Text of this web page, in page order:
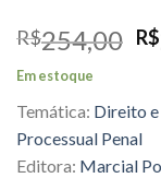
R$254,00 O
R$
Em estoque
Temática: Direito
Processual Penal
Editora: Marcial